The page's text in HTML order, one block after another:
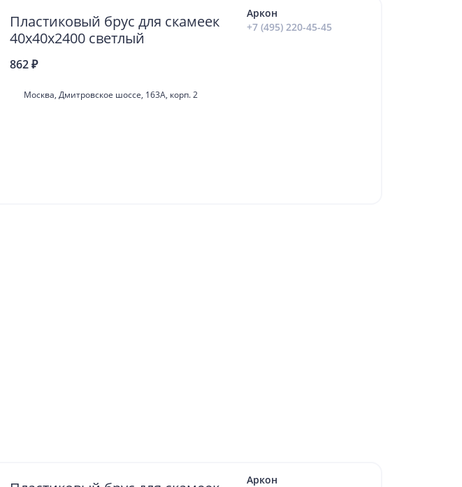
Пластиковый брус для скамеек
40х40х2400 светлый
862 ₽
Москва, Дмитровское шоссе, 163А, корп. 2
Аркон
+7 (495) 220-45-45
Аркон